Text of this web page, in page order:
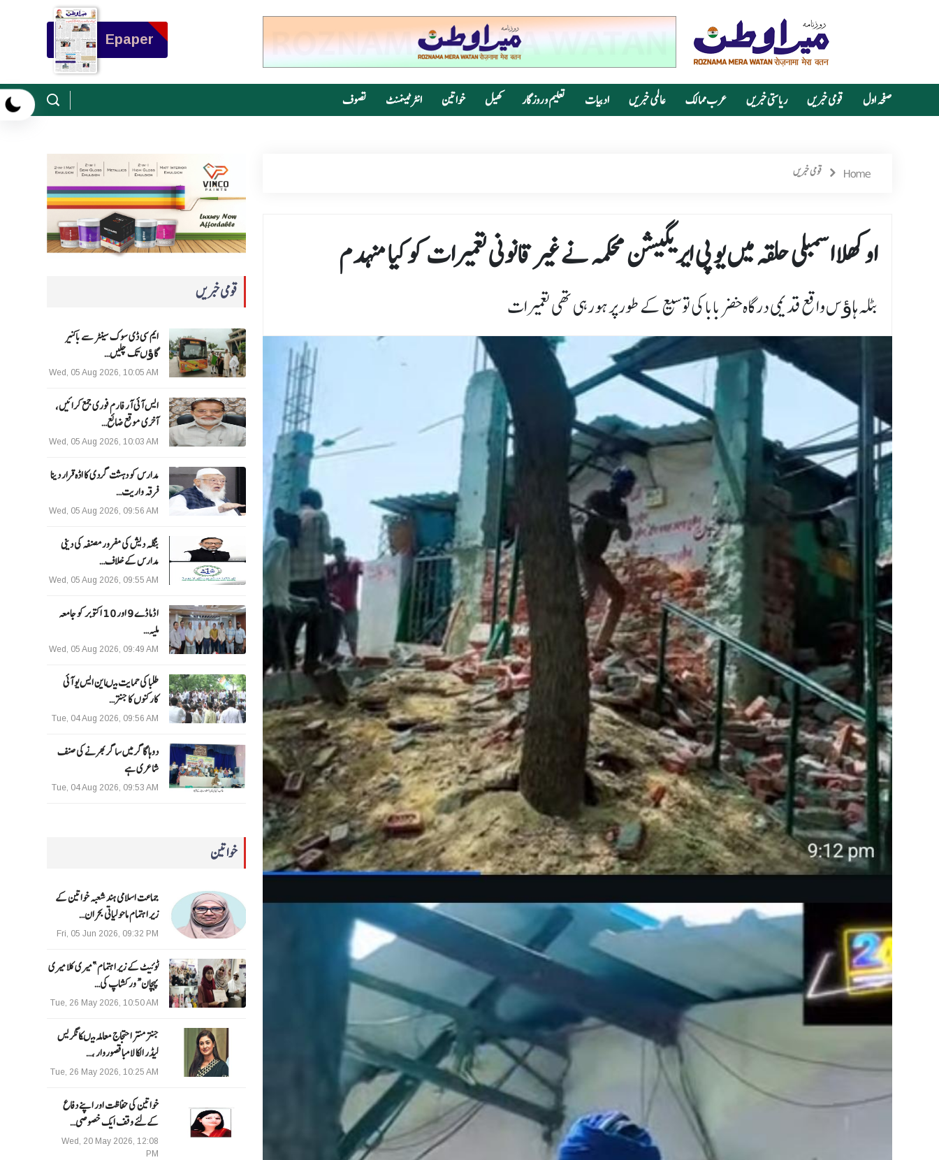
Epaper
صفحہ اول قومی خبریں ریاستی خبریں عرب ممالک عالمی خبریں ادبیات تعلیم و روزگار کھیل خواتین انٹرٹینمنٹ تصوف
قومی خبریں
ایم سی ڈی سوک سینٹر سے باکنیر
گاﺅں تک چلیں…
Wed, 05 Aug 2026, 10:05 AM
ایس آئی آر فارم فوری جمع کرائیں،
آخری موقع ضائع…
Wed, 05 Aug 2026, 10:03 AM
مدارس کو دہشت گردی کا اڈہ قرار دینا
فرقہ واریت…
Wed, 05 Aug 2026, 09:56 AM
بنگلہ دیش کی مفرور مصنفہ کی دینی
مدارس کے خلاف…
Wed, 05 Aug 2026, 09:55 AM
ا ڈما ڈے 9 اور 10 اکتوبر کو جامعہ
ملیہ…
Wed, 05 Aug 2026, 09:49 AM
طلبا کی حمایت میںاین ایس یو آئی
کارکنوں کا جنتر…
Tue, 04 Aug 2026, 09:56 AM
دوہا گاگر میں ساگر بھرنے کی صنف
شاعری ہے
Tue, 04 Aug 2026, 09:53 AM
خواتین
جماعت اسلامی ہند شعبہ خواتین کے
زیر اہتمام ماحولیاتی بحران…
Fri, 05 Jun 2026, 09:32 PM
ٹوئیٹ کے زیر اہتمام ”میری کلا میری
پہچان“ ورکشاپ کی…
Tue, 26 May 2026, 10:50 AM
جنتر منتر احتجاج معاملہ میںکانگریس
لیڈر الکا لامبا قصوروار ،…
Tue, 26 May 2026, 10:25 AM
خواتین کی حفاظت اور اپنے دفاع
کےلئے وقف ایک خصوصی…
Wed, 20 May 2026, 12:08
PM
Home قومی خبریں
اوکھلا اسمبلی حلقہ میں یو پی ایریگیشن محکمہ نے غیر قانونی تعمیرات کو کیا منہدم
بٹلہ ہاﺅس واقع قدیمی درگاہ خضر بابا کی توسیع کے طورپر ہورہی تھی تعمیرات